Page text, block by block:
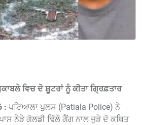
ਵਿਚ ਦੋ ਸ਼ੂਟਰਾਂ ਨੂੰ ਕੀਤਾ ਗ੍ਰਿਫ਼ਤਾਰ
: ਪਟਿਆਲਾ ਪੁਲਸ (Patiala Police) ਨੇ
ਨੇੜੇ ਗੋਲਡੀ ਢਿੱਲੋ ਗੈਂਗ ਨਾਲ ਜੁੜੇ ਦੋ ਕਥਿਤ